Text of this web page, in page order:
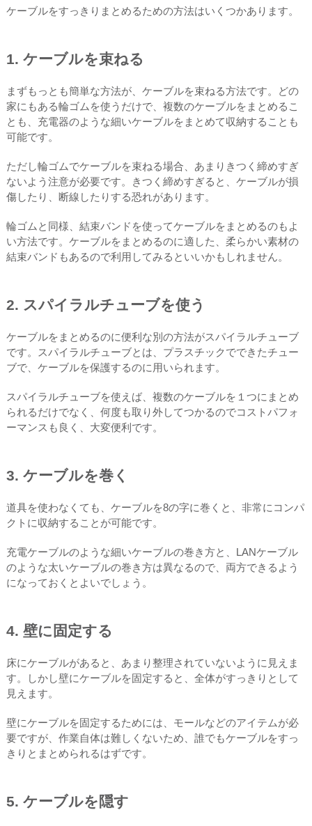
ケーブルをすっきりまとめるための方法はいくつかあります。
1. ケーブルを束ねる
まずもっとも簡単な方法が、ケーブルを束ねる方法です。どの
家にもある輪ゴムを使うだけで、複数のケーブルをまとめるこ
とも、充電器のような細いケーブルをまとめて収納することも
可能です。
ただし輪ゴムでケーブルを束ねる場合、あまりきつく締めすぎ
ないよう注意が必要です。きつく締めすぎると、ケーブルが損
傷したり、断線したりする恐れがあります。
輪ゴムと同様、結束バンドを使ってケーブルをまとめるのもよ
い方法です。ケーブルをまとめるのに適した、柔らかい素材の
結束バンドもあるので利用してみるといいかもしれません。
2. スパイラルチューブを使う
ケーブルをまとめるのに便利な別の方法がスパイラルチューブ
です。スパイラルチューブとは、プラスチックでできたチュー
ブで、ケーブルを保護するのに用いられます。
スパイラルチューブを使えば、複数のケーブルを１つにまとめ
られるだけでなく、何度も取り外してつかるのでコストパフォ
ーマンスも良く、大変便利です。
3. ケーブルを巻く
道具を使わなくても、ケーブルを8の字に巻くと、非常にコンパ
クトに収納することが可能です。
充電ケーブルのような細いケーブルの巻き方と、LANケーブル
のような太いケーブルの巻き方は異なるので、両方できるよう
になっておくとよいでしょう。
4. 壁に固定する
床にケーブルがあると、あまり整理されていないように見えま
す。しかし壁にケーブルを固定すると、全体がすっきりとして
見えます。
壁にケーブルを固定するためには、モールなどのアイテムが必
要ですが、作業自体は難しくないため、誰でもケーブルをすっ
きりとまとめられるはずです。
5. ケーブルを隠す